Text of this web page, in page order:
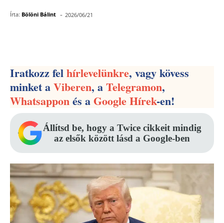
Írta: Bölöni Bálint - 2026/06/21
Iratkozz felhírlevelünkre, vagy kövess
minket aViberen, aTelegramon,
Whatsapponés aGoogle Hírek-en!
Állítsd be, hogy a Twice cikkeit mindig
az elsők között lásd a Google-ben